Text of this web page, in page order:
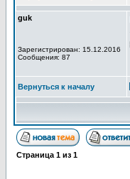
guk
Зарегистрирован: 15.12.2016
Сообщения: 87
Вернуться к началу
Страница 1 из 1